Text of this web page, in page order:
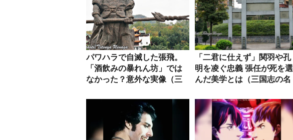
パワハラで自滅した張飛。
「酒飲みの暴れん坊」では
なかった？意外な実像（三
「二君に仕えず」関羽や孔
明を凌ぐ忠義 張任が死を選
んだ美学とは（三国志の名